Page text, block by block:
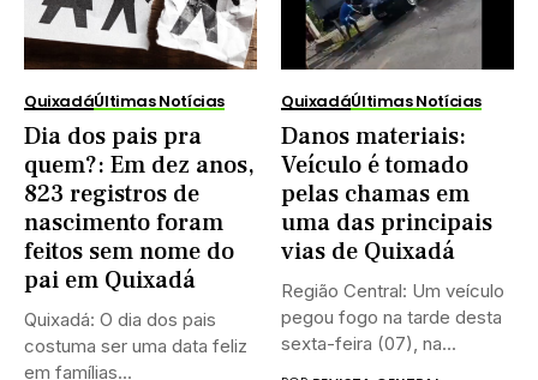
QuixadáÚltimas Notícias
Dia dos pais pra
quem?: Em dez anos,
823 registros de
nascimento foram
feitos sem nome do
pai em Quixadá
Quixadá: O dia dos pais
costuma ser uma data feliz
em famílias...
QuixadáÚltimas Notícias
Danos materiais:
Veículo é tomado
pelas chamas em
uma das principais
vias de Quixadá
Região Central: Um veículo
pegou fogo na tarde desta
sexta-feira (07), na...